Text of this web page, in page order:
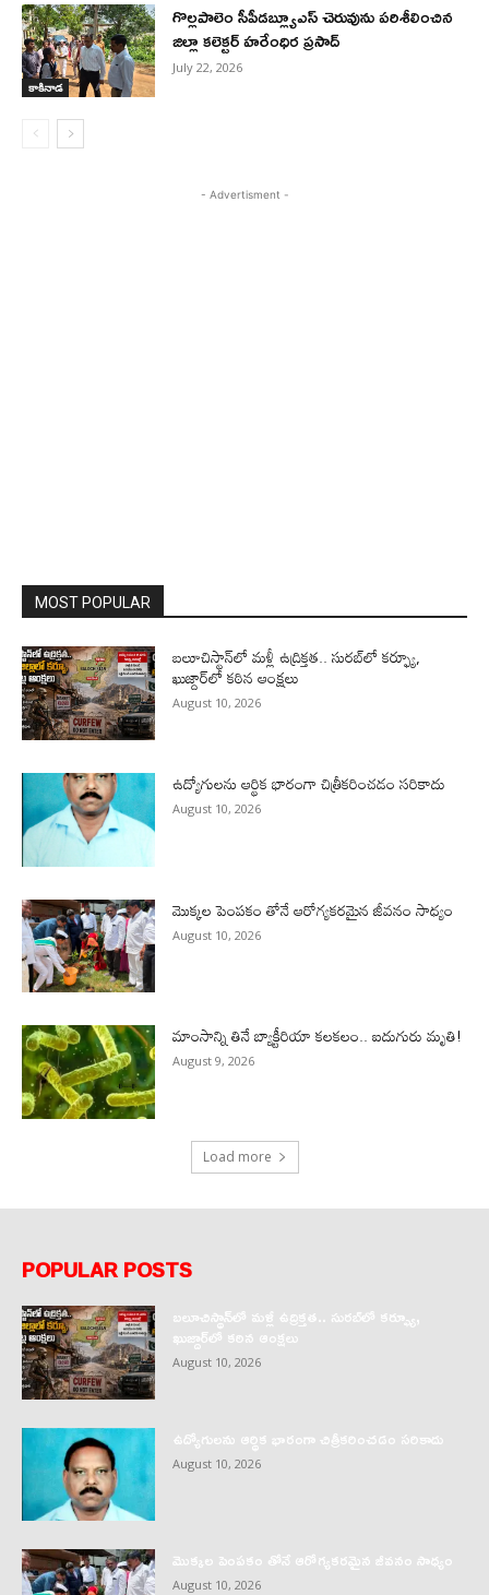
కాకినాడ
గొల్లపాలెం సీపీడబ్ల్యూఎస్‌ చెరువును పరిశీలించిన
జిల్లా కలెక్టర్ హరేంధిర ప్రసాద్
July 22, 2026
- Advertisment -
MOST POPULAR
బలూచిస్థాన్‌లో మళ్లీ ఉద్రిక్తత.. సురబ్‌లో కర్ఫ్యూ,
ఖుజ్దార్‌లో కఠిన ఆంక్షలు
August 10, 2026
ఉద్యోగులను ఆర్థిక భారంగా చిత్రీకరించడం సరికాదు
August 10, 2026
మొక్కల పెంపకం తోనే ఆరోగ్యకరమైన జీవనం సాధ్యం
August 10, 2026
మాంసాన్ని తినే బ్యాక్టీరియా కలకలం.. ఐదుగురు మృతి!
August 9, 2026
Load more
POPULAR POSTS
బలూచిస్థాన్‌లో మళ్లీ ఉద్రిక్తత.. సురబ్‌లో కర్ఫ్యూ,
ఖుజ్దార్‌లో కఠిన ఆంక్షలు
August 10, 2026
ఉద్యోగులను ఆర్థిక భారంగా చిత్రీకరించడం సరికాదు
August 10, 2026
మొక్కల పెంపకం తోనే ఆరోగ్యకరమైన జీవనం సాధ్యం
August 10, 2026